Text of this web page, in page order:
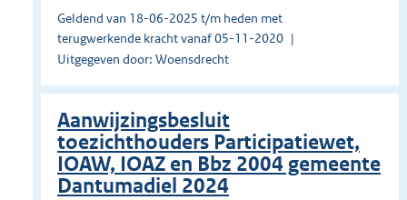
Geldend van 18-06-2025 t/m heden met
terugwerkende kracht vanaf 05-11-2020
Uitgegeven door: Woensdrecht
Aanwijzingsbesluit
toezichthouders Participatiewet,
IOAW, IOAZ en Bbz 2004 gemeente
Dantumadiel 2024